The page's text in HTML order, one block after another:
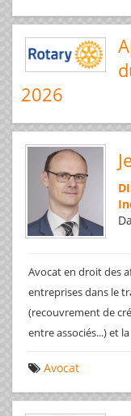
2026
Avocat en droit des
entreprises dans le
(recouvrement de
entre associés...) et
Avocat